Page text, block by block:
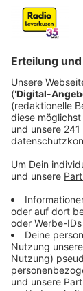
©Lukas
Bruders“,
Anzeige
Das
Brüder
eine
andere
gelegt.
erklären